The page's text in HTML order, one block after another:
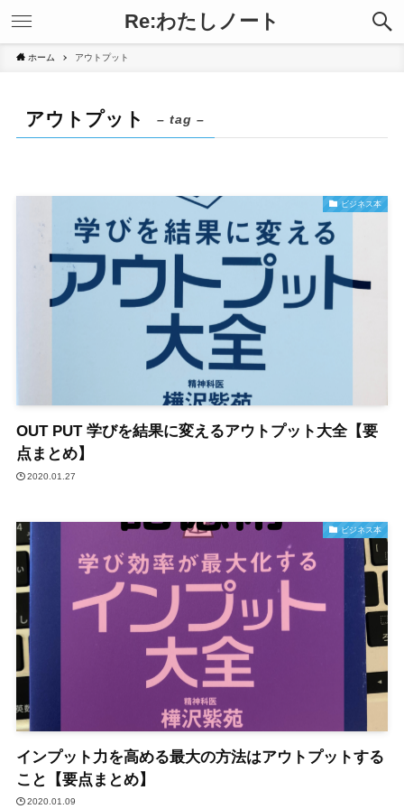
Re:わたしノート
ホーム アウトプット
アウトプット – tag –
ビジネス本
OUT PUT 学びを結果に変えるアウトプット大全【要
点まとめ】
2020.01.27
ビジネス本
インプット力を高める最大の方法はアウトプットする
こと【要点まとめ】
2020.01.09